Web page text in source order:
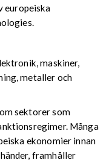
europeiska
maskiner,
metaller och
sektorer som
Många
ekonomier innan
framhåller